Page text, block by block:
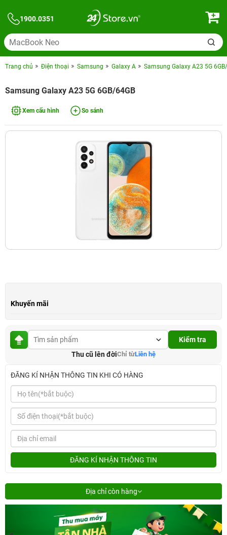
1900.0351
Trang chủ Điện thoại Samsung Galaxy A Samsung Galaxy A23 5G
Samsung Galaxy A23 5G 6GB/64GB
Xem cấu hình So sánh
Khuyến mãi
Kiểm tra
Thu cũ lên đờiChỉ từLiên hệ
ĐĂNG KÍ NHẬN THÔNG TIN KHI CÓ HÀNG
ĐĂNG KÍ NHẬN THÔNG TIN
Địa chỉ còn hàng